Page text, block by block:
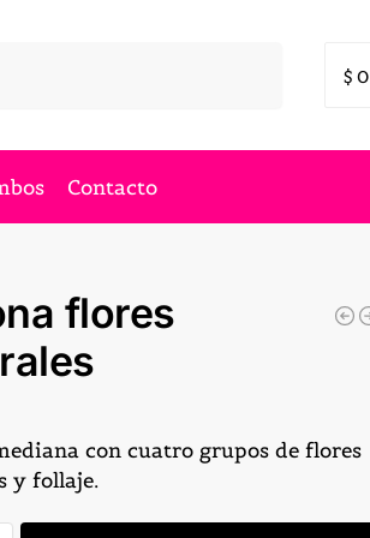
$ 0
Contacto
flores
con cuatro grupos de flores
y follaje.